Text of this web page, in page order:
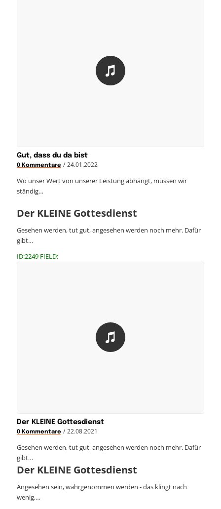
Gut, dass du da bist
0 Kommentare / 24.01.2022
Wo unser Wert von unserer Leistung abhängt, müssen wir
ständig…
Der KLEINE Gottesdienst
Gesehen werden, tut gut, angesehen werden noch mehr. Dafür
gibt…
ID:2249 FIELD:
Der KLEINE Gottesdienst
0 Kommentare / 22.08.2021
Gesehen werden, tut gut, angesehen werden noch mehr. Dafür
gibt…
Der KLEINE Gottesdienst
Angesehen sein, wahrgenommen werden - das klingt nach
wenig,…